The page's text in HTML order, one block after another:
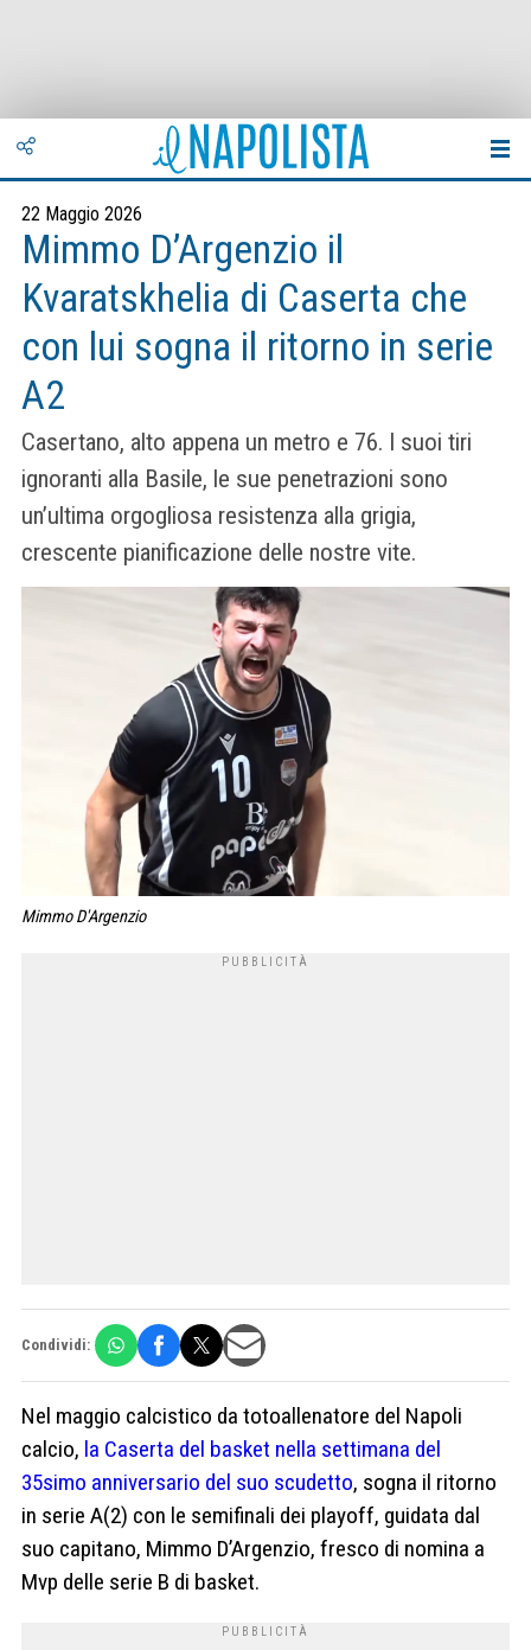
22 Maggio 2026
Mimmo D’Argenzio il
Kvaratskhelia di Caserta che
con lui sogna il ritorno in serie
A2
Casertano, alto appena un metro e 76. I suoi tiri
ignoranti alla Basile, le sue penetrazioni sono
un’ultima orgogliosa resistenza alla grigia,
crescente pianificazione delle nostre vite.
Mimmo D'Argenzio
Condividi:
Nel maggio calcistico da totoallenatore del Napoli
calcio, la Caserta del basket nella settimana del
35simo anniversario del suo scudetto, sogna il ritorno
in serie A(2) con le semifinali dei playoff, guidata dal
suo capitano, Mimmo D’Argenzio, fresco di nomina a
Mvp delle serie B di basket.